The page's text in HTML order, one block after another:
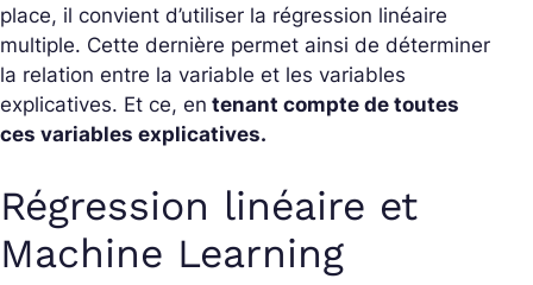
place, il convient d’utiliser la régression linéaire
multiple. Cette dernière permet ainsi de déterminer
la relation entre la variable et les variables
explicatives. Et ce, en tenant compte de toutes
ces variables explicatives.
Régression linéaire et
Machine Learning